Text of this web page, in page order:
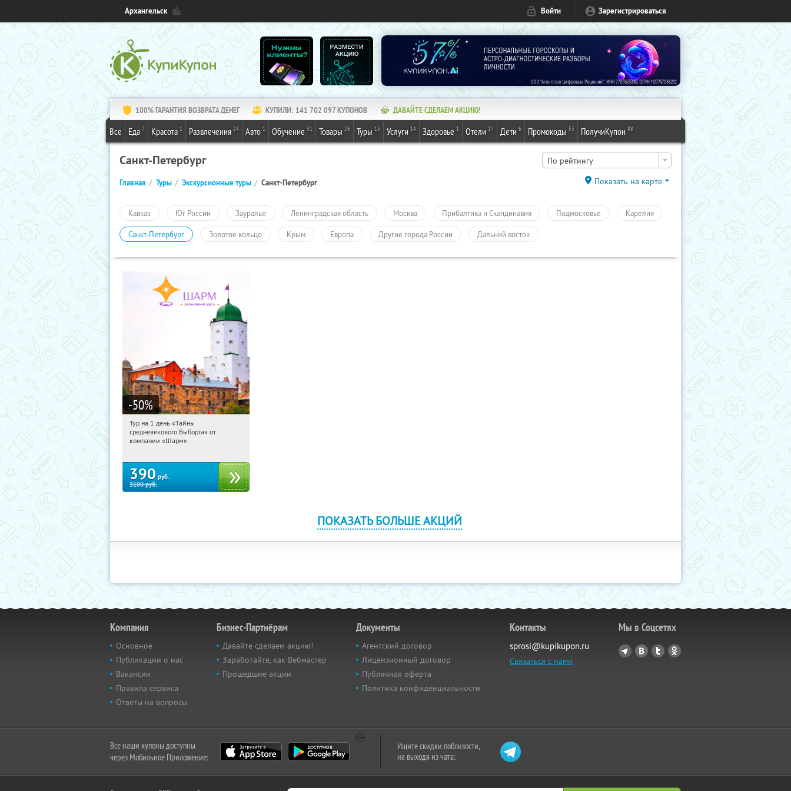
Архангельск Войти Зарегистрироваться
100% ГАРАНТИЯ ВОЗВРАТА ДЕНЕГ КУПИЛИ: 141 702 097КУПОНОВ ДАВАЙТЕ СДЕЛАЕМ АКЦИЮ!
Все Еда 7 Красота 1 Развлечения 24 Авто 1 Обучение 31 Товары 26 Туры 13 Услуги 14 Здоровье 1 Отели 17 Дети 6 Промокоды 53 ПолучиКупон 88
Санкт-Петербург По рейтингу
Главная Туры Экскурсионные туры Санкт-Петербург Показать на карте
Кавказ Юг России Зауралье Ленинградская область Москва Прибалтика и Скандинавия Подмосковье Карелия
Санкт-Петербург Золотое кольцо Крым Европа Другие города России Дальний восток
-50%
07:54:04
Достоевская
Тур на 1 день «Тайны
средневекового Выборга» от
компании «Шарм»
390 руб.
3100руб.
ПОКАЗАТЬ БОЛЬШЕ АКЦИЙ
Компания
Основное
Публикации о нас
Вакансии
Правила сервиса
Ответы на вопросы
Бизнес-Партнёрам
Давайте сделаем акцию!
Заработайте, как Вебмастер
Прошедшие акции
Документы
Агентский договор
Лицензионный договор
Публичная оферта
Политика конфиденциальности
Контакты
sprosi@kupikupon.ru
Связаться с нами
Мы в Соцсетях
Все наши купоны доступны
через Мобильное Приложение:
Ищите скидки поблизости,
не выходя из чата: